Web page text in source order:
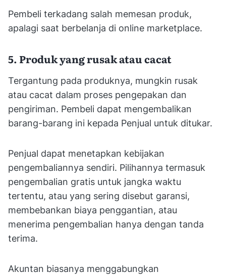
Pembeli terkadang salah memesan produk,
apalagi saat berbelanja di online marketplace.
5. Produk yang rusak atau cacat
Tergantung pada produknya, mungkin rusak
atau cacat dalam proses pengepakan dan
pengiriman. Pembeli dapat mengembalikan
barang-barang ini kepada Penjual untuk ditukar.
Penjual dapat menetapkan kebijakan
pengembaliannya sendiri. Pilihannya termasuk
pengembalian gratis untuk jangka waktu
tertentu, atau yang sering disebut garansi,
membebankan biaya penggantian, atau
menerima pengembalian hanya dengan tanda
terima.
Akuntan biasanya menggabungkan